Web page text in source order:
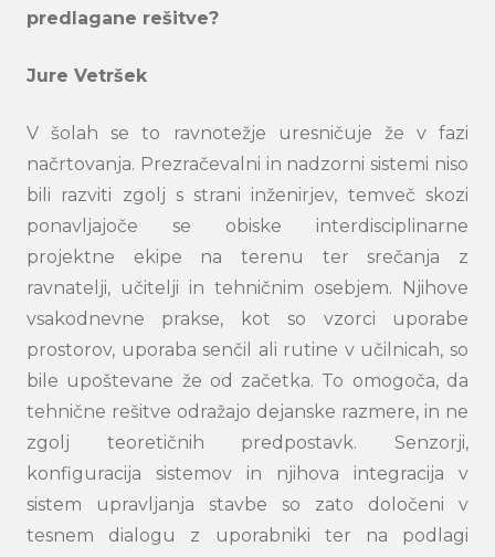
predlagane rešitve?
Jure Vetršek
V šolah se to ravnotežje uresničuje že v fazi
načrtovanja. Prezračevalni in nadzorni sistemi niso
bili razviti zgolj s strani inženirjev, temveč skozi
ponavljajoče se obiske interdisciplinarne
projektne ekipe na terenu ter srečanja z
ravnatelji, učitelji in tehničnim osebjem. Njihove
vsakodnevne prakse, kot so vzorci uporabe
prostorov, uporaba senčil ali rutine v učilnicah, so
bile upoštevane že od začetka. To omogoča, da
tehnične rešitve odražajo dejanske razmere, in ne
zgolj teoretičnih predpostavk. Senzorji,
konfiguracija sistemov in njihova integracija v
sistem upravljanja stavbe so zato določeni v
tesnem dialogu z uporabniki ter na podlagi